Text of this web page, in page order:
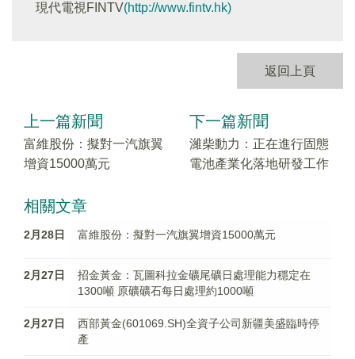
現代電視FINTV(http://www.fintv.hk)
返回上頁
上一篇新聞
富維股份：擬對一汽旗翼
增資15000萬元
下一篇新聞
濰柴動力：正在進行固態
電池產業化落地研發工作
相關文章
2月28日 富維股份：擬對一汽旗翼增資15000萬元
2月27日
招金黃金：瓦圖科拉金礦尾礦日處理能力穩定在
1300噸 原礦礦石每日處理約1000噸
2月27日
西部黃金(601069.SH)全資子公司新疆美盛臨時停
產